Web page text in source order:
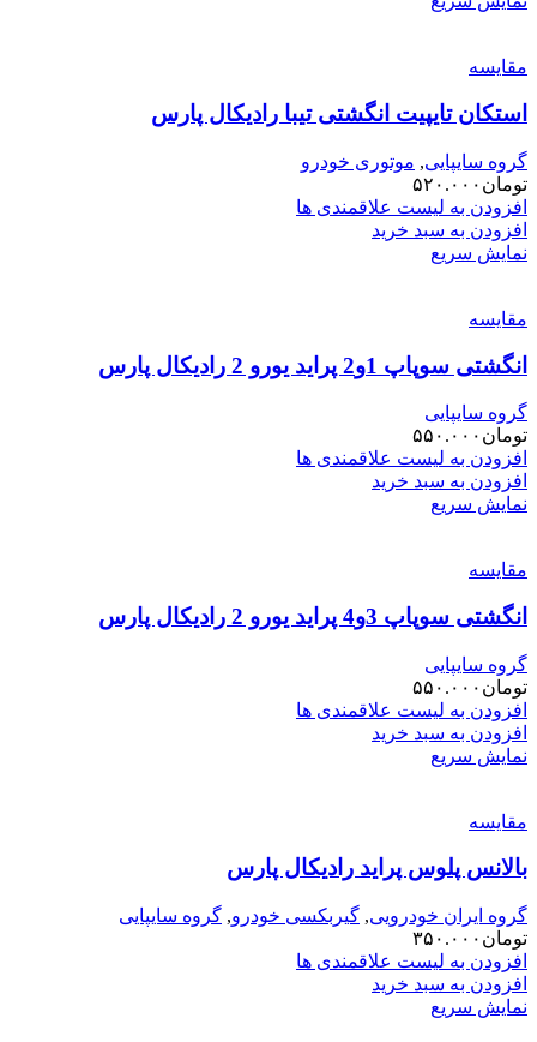
مقایسه
استکان تایپیت انگشتی تیبا رادیکال پارس
گروه سایپایی, موتوری خودرو
تومان ۵۲۰.۰۰۰
افزودن به لیست علاقمندی ها
افزودن به سبد خرید
نمایش سریع
مقایسه
انگشتی سوپاپ 1و2 پراید یورو 2 رادیکال پارس
گروه سایپایی
تومان ۵۵۰.۰۰۰
افزودن به لیست علاقمندی ها
افزودن به سبد خرید
نمایش سریع
مقایسه
انگشتی سوپاپ 3و4 پراید یورو 2 رادیکال پارس
گروه سایپایی
تومان ۵۵۰.۰۰۰
افزودن به لیست علاقمندی ها
افزودن به سبد خرید
نمایش سریع
مقایسه
بالانس پلوس پراید رادیکال پارس
گروه ایران خودرویی, گیربکسی خودرو, گروه سایپایی
تومان ۳۵۰.۰۰۰
افزودن به لیست علاقمندی ها
افزودن به سبد خرید
نمایش سریع